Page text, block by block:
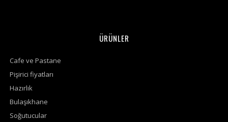
ÜRÜNLER
Cafe ve Pastane
Pişirici fiyatları
Hazırlık
Bulaşıkhane
Soğutucular